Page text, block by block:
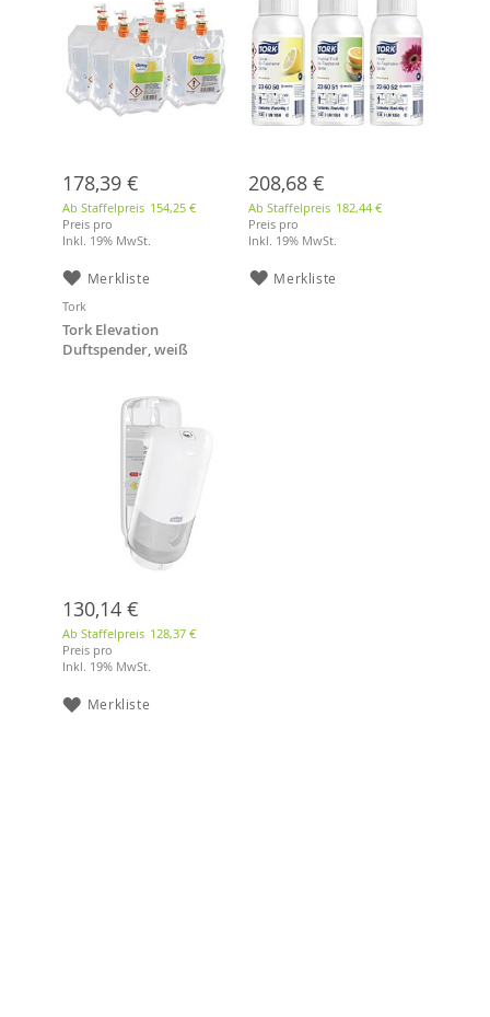
178,39 €
Ab Staffelpreis 154,25 €
Preis pro
Inkl. 19% MwSt.
Merkliste
208,68 €
Ab Staffelpreis 182,44 €
Preis pro
Inkl. 19% MwSt.
Merkliste
Tork
Tork Elevation
Duftspender, weiß
130,14 €
Ab Staffelpreis 128,37 €
Preis pro
Inkl. 19% MwSt.
Merkliste